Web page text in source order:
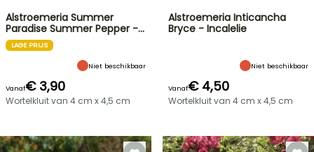
Alstroemeria Summer
Paradise Summer Pepper -…
LAGE PRIJS
Niet beschikbaar
Vanaf€ 3,90
Wortelkluit van 4 cm x 4,5 cm
Alstroemeria Inticancha
Bryce - Incalelie
Niet beschikbaar
Vanaf€ 4,50
Wortelkluit van 4 cm x 4,5 cm